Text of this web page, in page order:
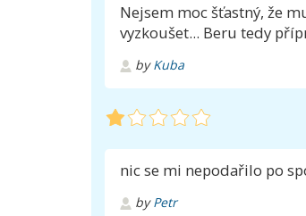
Nejsem moc šťastný, že
vyzkoušet... Beru tedy
byKuba
nic se mi nepodařilo po
byPetr